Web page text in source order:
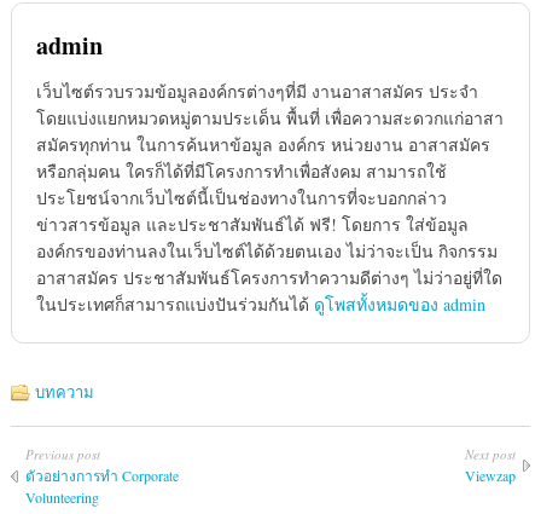
admin
เว็บไซต์รวบรวมข้อมูลองค์กรต่างๆที่มี งานอาสาสมัคร ประจำ
โดยแบ่งแยกหมวดหมู่ตามประเด็น พื้นที่ เพื่อความสะดวกแก่อาสา
สมัครทุกท่าน ในการค้นหาข้อมูล องค์กร หน่วยงาน อาสาสมัคร
หรือกลุ่มคน ใครก็ได้ที่มีโครงการทำเพื่อสังคม สามารถใช้
ประโยชน์จากเว็บไซต์นี้เป็นช่องทางในการที่จะบอกกล่าว
ข่าวสารข้อมูล และประชาสัมพันธ์ได้ ฟรี! โดยการ ใส่ข้อมูล
องค์กรของท่านลงในเว็บไซต์ได้ด้วยตนเอง ไม่ว่าจะเป็น กิจกรรม
อาสาสมัคร ประชาสัมพันธ์โครงการทำความดีต่างๆ ไม่ว่าอยู่ที่ใด
ในประเทศก็สามารถแบ่งปันร่วมกันได้ ดูโพสทั้งหมดของ admin
บทความ
Previous post
ตัวอย่างการทำ Corporate
Volunteering
Next post
Viewzap